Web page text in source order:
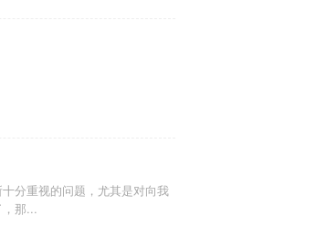
分重视的问题，尤其是对向我
那...